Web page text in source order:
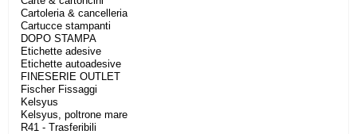
Cartoleria & cancelleria
Cartucce stampanti
DOPO STAMPA
Etichette adesive
Etichette autoadesive
FINESERIE OUTLET
Fischer Fissaggi
Kelsyus
Kelsyus, poltrone mare
R41 - Trasferibili